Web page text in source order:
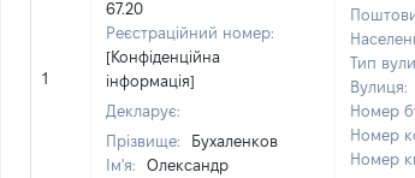
1
67.20
Реєстраційний номер:
[Конфіденційна
інформація]
Декларує:
Прізвище:
Бухаленков
Ім'я:
Олександр
Тип
Вулиця:
Номер
Номер
Номер